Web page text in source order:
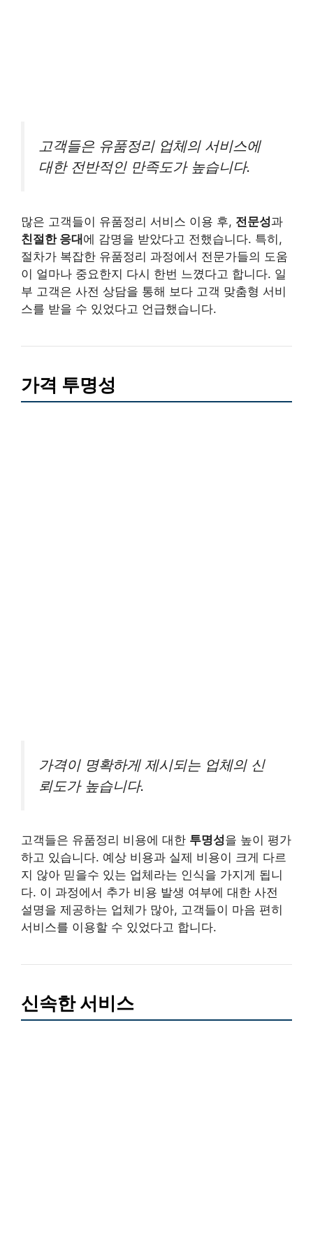
고객들은 유품정리 업체의 서비스에
대한 전반적인 만족도가 높습니다.
많은 고객들이 유품정리 서비스 이용 후, 전문성과
친절한 응대에 감명을 받았다고 전했습니다. 특히,
절차가 복잡한 유품정리 과정에서 전문가들의 도움
이 얼마나 중요한지 다시 한번 느꼈다고 합니다. 일
부 고객은 사전 상담을 통해 보다 고객 맞춤형 서비
스를 받을 수 있었다고 언급했습니다.
가격 투명성
가격이 명확하게 제시되는 업체의 신
뢰도가 높습니다.
고객들은 유품정리 비용에 대한 투명성을 높이 평가
하고 있습니다. 예상 비용과 실제 비용이 크게 다르
지 않아 믿을수 있는 업체라는 인식을 가지게 됩니
다. 이 과정에서 추가 비용 발생 여부에 대한 사전
설명을 제공하는 업체가 많아, 고객들이 마음 편히
서비스를 이용할 수 있었다고 합니다.
신속한 서비스